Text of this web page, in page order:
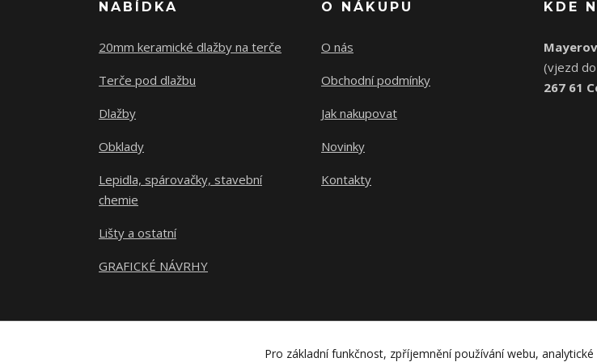
NABÍDKA
20mm keramické dlažby na terče
Terče pod dlažbu
Dlažby
Obklady
Lepidla, spárovačky, stavební
chemie
Lišty a ostatní
GRAFICKÉ NÁVRHY
O NÁKUPU
O nás
Obchodní podmínky
Jak nakupovat
Novinky
Kontakty
KDE
(vjezd
267 61
Pro základní funkčnost, zpříjemnění používání webu,